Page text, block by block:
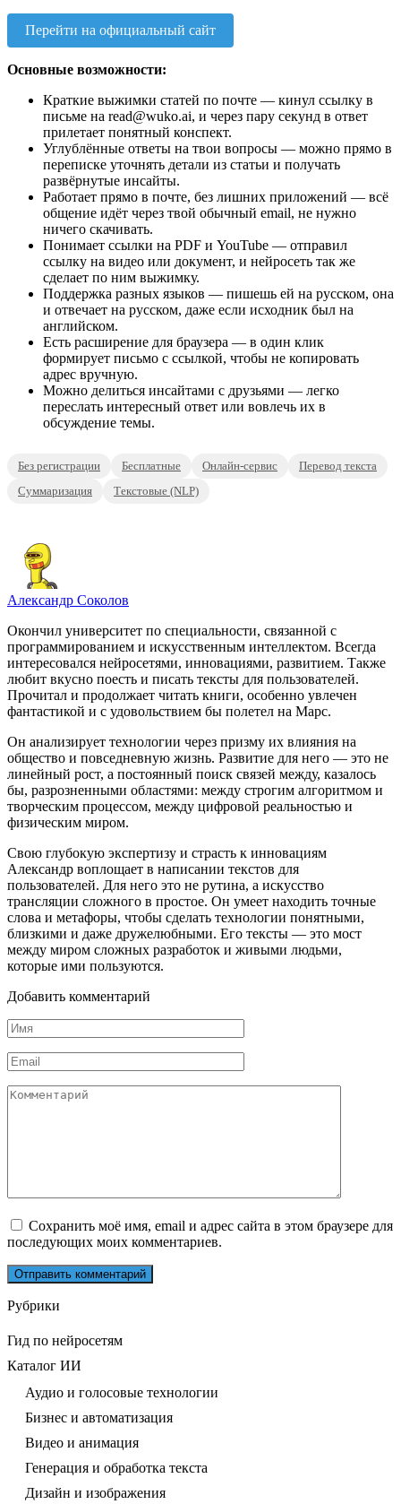
Перейти на официальный сайт
Основные возможности:
Краткие выжимки статей по почте — кинул ссылку в
письме на read@wuko.ai, и через пару секунд в ответ
прилетает понятный конспект.
Углублённые ответы на твои вопросы — можно прямо в
переписке уточнять детали из статьи и получать
развёрнутые инсайты.
Работает прямо в почте, без лишних приложений — всё
общение идёт через твой обычный email, не нужно
ничего скачивать.
Понимает ссылки на PDF и YouTube — отправил
ссылку на видео или документ, и нейросеть так же
сделает по ним выжимку.
Поддержка разных языков — пишешь ей на русском, она
и отвечает на русском, даже если исходник был на
английском.
Есть расширение для браузера — в один клик
формирует письмо с ссылкой, чтобы не копировать
адрес вручную.
Можно делиться инсайтами с друзьями — легко
переслать интересный ответ или вовлечь их в
обсуждение темы.
Без регистрации Бесплатные Онлайн-сервис
Перевод текста
Суммаризация
Текстовые (NLP)
Александр Соколов
Окончил университет по специальности, связанной с
программированием и искусственным интеллектом. Всегда
интересовался нейросетями, инновациями, развитием. Также
любит вкусно поесть и писать тексты для пользователей.
Прочитал и продолжает читать книги, особенно увлечен
фантастикой и с удовольствием бы полетел на Марс.
Он анализирует технологии через призму их влияния на
общество и повседневную жизнь. Развитие для него — это не
линейный рост, а постоянный поиск связей между, казалось
бы, разрозненными областями: между строгим алгоритмом и
творческим процессом, между цифровой реальностью и
физическим миром.
Свою глубокую экспертизу и страсть к инновациям
Александр воплощает в написании текстов для
пользователей. Для него это не рутина, а искусство
трансляции сложного в простое. Он умеет находить точные
слова и метафоры, чтобы сделать технологии понятными,
близкими и даже дружелюбными. Его тексты — это мост
между миром сложных разработок и живыми людьми,
которые ими пользуются.
Добавить комментарий
Имя
*
Email
*
Комментарий
Сохранить моё имя, email и адрес сайта в этом браузере для
последующих моих комментариев.
Рубрики
Гид по нейросетям
Каталог ИИ
Аудио и голосовые технологии
Бизнес и автоматизация
Видео и анимация
Генерация и обработка текста
Дизайн и изображения